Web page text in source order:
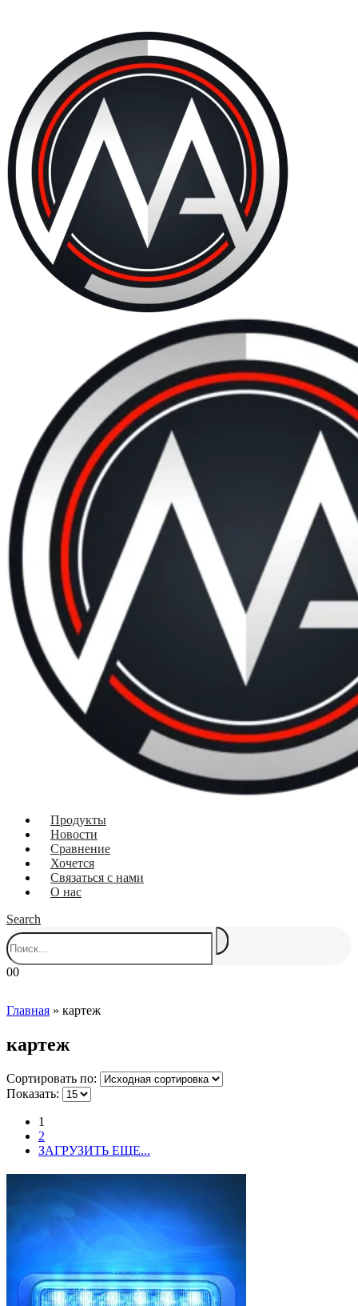
Продукты
Новости
Сравнение
Хочется
Связаться с нами
О нас
Search
00
Главная » картеж
картеж
Сортировать по:
Показать:
1
2
ЗАГРУЗИТЬ ЕЩЕ...